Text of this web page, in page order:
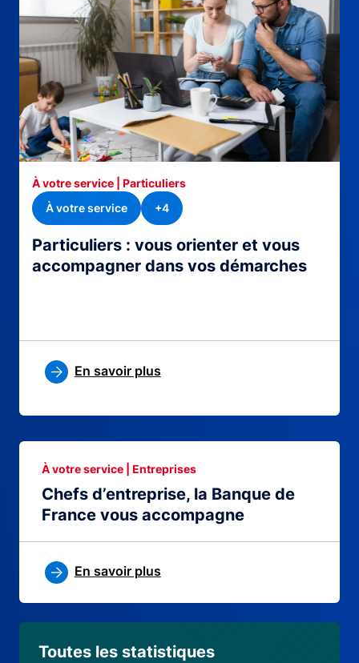
Particuliers : vous orienter et vous
accompagner dans vos démarches
À votre service | Particuliers
À votre service
+4
En savoir plus
Chefs d’entreprise, la Banque de
France vous accompagne
À votre service | Entreprises
En savoir plus
Toutes les statistiques